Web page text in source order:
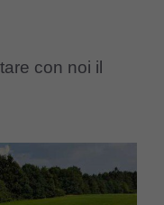
con noi il